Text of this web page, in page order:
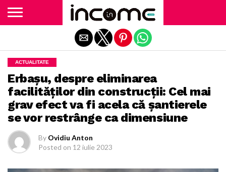
ACTUALITATE
Erbaşu, despre eliminarea
facilităţilor din construcţii: Cel mai
grav efect va fi acela că şantierele
se vor restrânge ca dimensiune
By Ovidiu Anton
Posted on 12 iulie 2023
Exit mobile version